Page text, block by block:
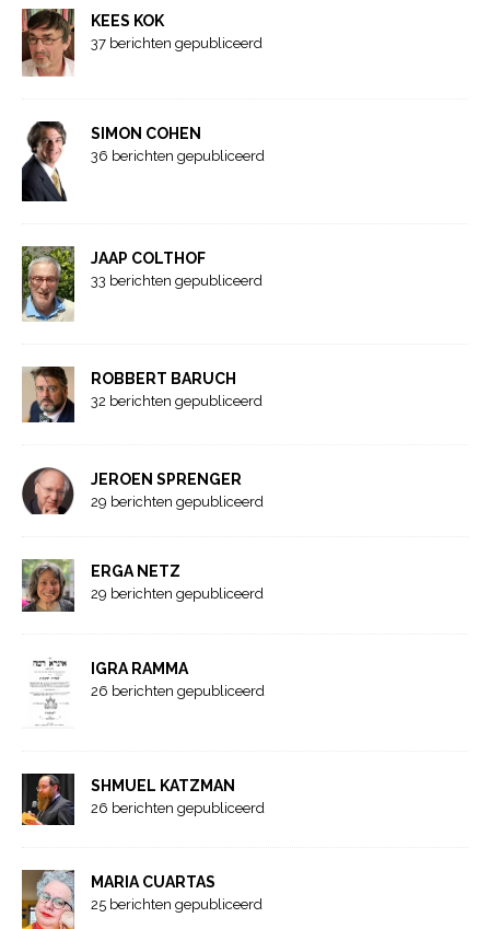
KEES KOK
37 berichten gepubliceerd
SIMON COHEN
36 berichten gepubliceerd
JAAP COLTHOF
33 berichten gepubliceerd
ROBBERT BARUCH
32 berichten gepubliceerd
JEROEN SPRENGER
29 berichten gepubliceerd
ERGA NETZ
29 berichten gepubliceerd
IGRA RAMMA
26 berichten gepubliceerd
SHMUEL KATZMAN
26 berichten gepubliceerd
MARIA CUARTAS
25 berichten gepubliceerd